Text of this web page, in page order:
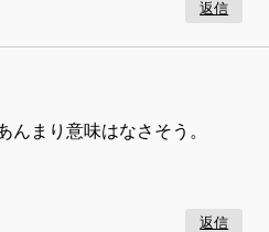
返信
んまり意味はなさそう。
返信